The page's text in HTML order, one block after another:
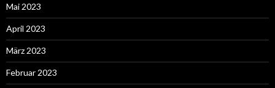
Mai 2023
April 2023
März 2023
Februar 2023